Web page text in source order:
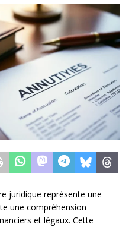
juridique représente une
une compréhension
et légaux. Cette